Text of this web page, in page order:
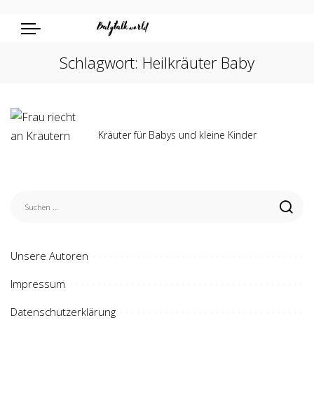
Schlagwort: Heilkräuter Baby
Kräuter für Babys und kleine Kinder
Unsere Autoren
Impressum
Datenschutzerklärung